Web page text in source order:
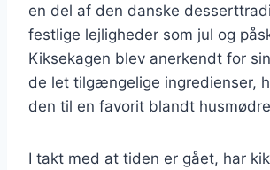
en del af den danske
festlige lejligheder som jul og
Kiksekagen blev anerkendt for
de let tilgængelige ingredienser,
den til en favorit blandt
I takt med at tiden er gået, har